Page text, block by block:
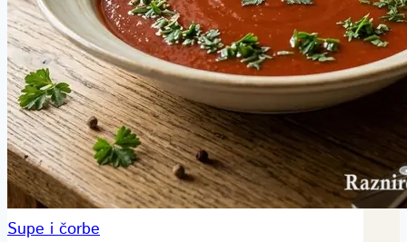
Supe i čorbe